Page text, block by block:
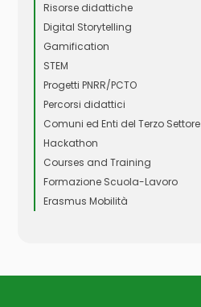
Risorse didattiche
Digital Storytelling
Gamification
STEM
Progetti PNRR/PCTO
Percorsi didattici
Comuni ed Enti del Terzo Settore
Hackathon
Courses and Training
Formazione Scuola-Lavoro
Erasmus Mobilità